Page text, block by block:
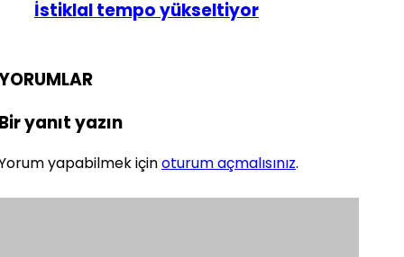
İstiklal tempo yükseltiyor
yanıt yazın
yapabilmek içinoturum açmalısınız.